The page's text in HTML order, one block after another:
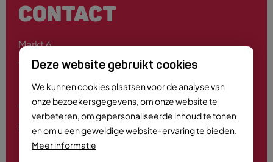
Deze website gebruikt cookies
We kunnen cookies plaatsen voor de analyse van
onze bezoekersgegevens, om onze website te
verbeteren, om gepersonaliseerde inhoud te tonen
en om u een geweldige website-ervaring te bieden.
Meer informatie
CONTACT
Markt 6
4701 PE Roosendaal
0165 - 55 44 00
info@roosendaalcitymarketing.nl